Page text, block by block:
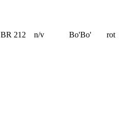
BR 212 n/v Bo'Bo' rot